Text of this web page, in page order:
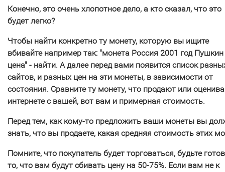
Конечно, это очень хлопотное дело, а кто сказал, что это
будет легко?
Чтобы найти конкретно ту монету, которую вы ищите
вбивайте например так: "монета Россия 2001 год Пушкин
цена" - найти. А далее перед вами появится список
сайтов, и разных цен на эти монеты, в зависимости от
состояния. Сравните ту монету, что продают или
интернете с вашей, вот вам и примерная стоимость.
Перед тем, как кому-то предложить ваши монеты вы
знать, что вы продаете, какая средняя стоимость этих
Помните, что покупатель будет торговаться, будьте
то, что вам будут сбивать цену на 50-75%. Если вам не к